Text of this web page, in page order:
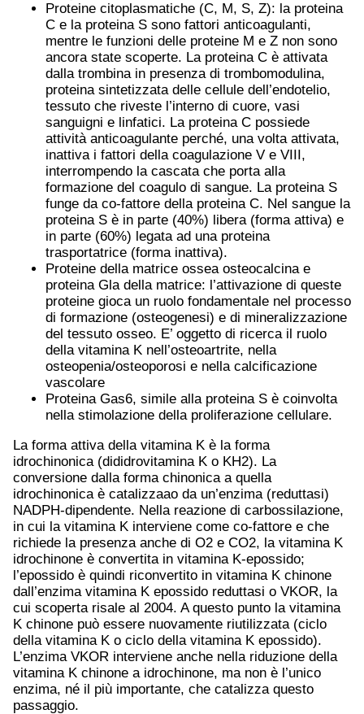
Proteine citoplasmatiche (C, M, S, Z): la proteina
C e la proteina S sono fattori anticoagulanti,
mentre le funzioni delle proteine M e Z non sono
ancora state scoperte. La proteina C è attivata
dalla trombina in presenza di trombomodulina,
proteina sintetizzata delle cellule dell’endotelio,
tessuto che riveste l’interno di cuore, vasi
sanguigni e linfatici. La proteina C possiede
attività anticoagulante perché, una volta attivata,
inattiva i fattori della coagulazione V e VIII,
interrompendo la cascata che porta alla
formazione del coagulo di sangue. La proteina S
funge da co-fattore della proteina C. Nel sangue la
proteina S è in parte (40%) libera (forma attiva) e
in parte (60%) legata ad una proteina
trasportatrice (forma inattiva).
Proteine della matrice ossea osteocalcina e
proteina Gla della matrice: l’attivazione di queste
proteine gioca un ruolo fondamentale nel processo
di formazione (osteogenesi) e di mineralizzazione
del tessuto osseo. E’ oggetto di ricerca il ruolo
della vitamina K nell’osteoartrite, nella
osteopenia/osteoporosi e nella calcificazione
vascolare
Proteina Gas6, simile alla proteina S è coinvolta
nella stimolazione della proliferazione cellulare.
La forma attiva della vitamina K è la forma
idrochinonica (dididrovitamina K o KH2). La
conversione dalla forma chinonica a quella
idrochinonica è catalizzaao da un’enzima (reduttasi)
NADPH-dipendente. Nella reazione di carbossilazione,
in cui la vitamina K interviene come co-fattore e che
richiede la presenza anche di O2 e CO2, la vitamina K
idrochinone è convertita in vitamina K-epossido;
l’epossido è quindi riconvertito in vitamina K chinone
dall’enzima vitamina K epossido reduttasi o VKOR, la
cui scoperta risale al 2004. A questo punto la vitamina
K chinone può essere nuovamente riutilizzata (ciclo
della vitamina K o ciclo della vitamina K epossido).
L’enzima VKOR interviene anche nella riduzione della
vitamina K chinone a idrochinone, ma non è l’unico
enzima, né il più importante, che catalizza questo
passaggio.